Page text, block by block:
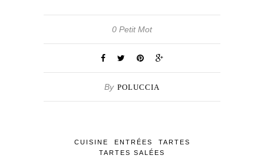
0 Petit Mot
By POLUCCIA
CUISINE ENTRÉES
TARTES
TARTES SALÉES